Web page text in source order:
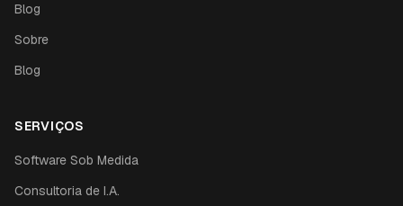
Blog
Sobre
Blog
SERVIÇOS
Software Sob Medida
Consultoria de I.A.